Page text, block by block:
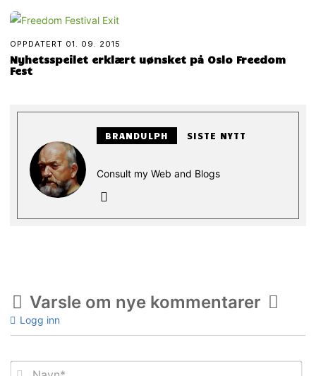
OPPDATERT 01. 09. 2015
Nyhetsspeilet erklært uønsket på Oslo Freedom
Fest
BRANDULPH SISTE NYTT
Consult my Web and Blogs
Varsle om nye kommentarer
Logg inn